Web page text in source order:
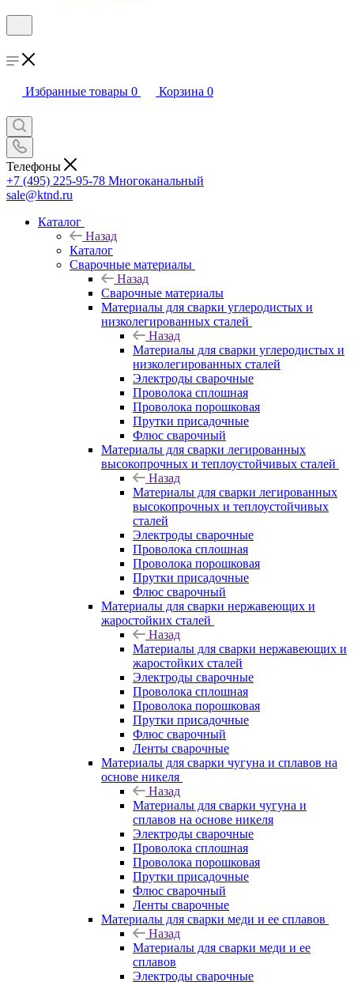
Избранные товары 0 Корзина 0
Телефоны
+7 (495) 225-95-78 Многоканальный
sale@ktnd.ru
Каталог
Назад
Каталог
Сварочные материалы
Назад
Сварочные материалы
Материалы для сварки углеродистых и
низколегированных сталей
Назад
Материалы для сварки углеродистых и
низколегированных сталей
Электроды сварочные
Проволока сплошная
Проволока порошковая
Прутки присадочные
Флюс сварочный
Материалы для сварки легированных
высокопрочных и теплоустойчивых сталей
Назад
Материалы для сварки легированных
высокопрочных и теплоустойчивых
сталей
Электроды сварочные
Проволока сплошная
Проволока порошковая
Прутки присадочные
Флюс сварочный
Материалы для сварки нержавеющих и
жаростойких сталей
Назад
Материалы для сварки нержавеющих и
жаростойких сталей
Электроды сварочные
Проволока сплошная
Проволока порошковая
Прутки присадочные
Флюс сварочный
Ленты сварочные
Материалы для сварки чугуна и сплавов на
основе никеля
Назад
Материалы для сварки чугуна и
сплавов на основе никеля
Электроды сварочные
Проволока сплошная
Проволока порошковая
Прутки присадочные
Флюс сварочный
Ленты сварочные
Материалы для сварки меди и ее сплавов
Назад
Материалы для сварки меди и ее
сплавов
Электроды сварочные